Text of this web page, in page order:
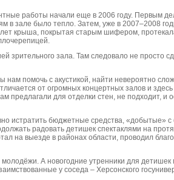
работы начали еще в 2006 году. Первым
в зале было тепло. Затем, уже в 2007–2008
крыша, покрытая старым шифером,
зала. Там следовало не просто
нам помочь с акустикой, найти невероятно
от огромных концертных залов и
предлагали для отделки стен, не подходит, и
истратить бюджетные средства, «добытые»
радовать детишек спектаклями на
на выезде в районах области, проводил
А новогодние утренники для
у соседа – Херсонского